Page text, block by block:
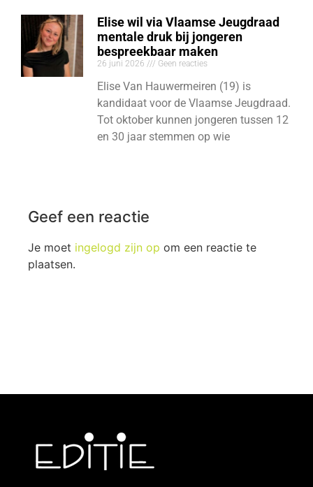
Elise wil via Vlaamse Jeugdraad
mentale druk bij jongeren
bespreekbaar maken
26 juni 2026 Geen reacties
Elise Van Hauwermeiren (19) is
kandidaat voor de Vlaamse Jeugdraad.
Tot oktober kunnen jongeren tussen 12
en 30 jaar stemmen op wie
Geef een reactie
Je moet ingelogd zijn op om een reactie te
plaatsen.